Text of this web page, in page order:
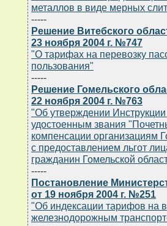
металлов в виде мерных
-----
Решение Витебского
23 ноября 2004 г. №747
"О тарифах на перевозку
пользования"
-----
Решение Гомельского
22 ноября 2004 г. №763
"Об утверждении
удостоенным звания
компенсации организациям
с предоставлением льгот
гражданин Гомельской
-----
Постановление
от 19 ноября 2004 г. №251
"Об индексации тарифов на
железнодорожным